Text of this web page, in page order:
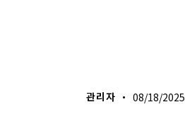
관리자 08/18/2025